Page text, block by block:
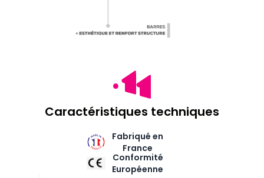
Caractéristiques techniques
Fabriqué en
France
Conformité
Européenne